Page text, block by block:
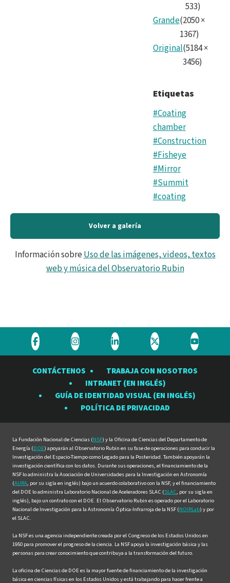
533)
Grande(2050×
1367)
Original(5184×
3456)
Etiquetas
#Coating
chamber
#Construction
#Fisheye
#Mirror
#Summit
#coating
Volver a galería
Información sobreUso de las imágenes, videos, textos
web y música del Observatorio Rubin
Visite
Observatorio
Visite
Observatorio
Rubin
en
Visite
Observatorio
Rubin
en
Visite
Observatorio
Rubin
en
Visite
Rubin
en
CONTÁCTENOS
TRABAJA CON NOSOTROS
INTRANET (EN INGLÉS)
GUÍA DE IDENTIDAD VISUAL (EN INGLÉS)
POLÍTICA DE PRIVACIDAD
La Fundación Nacional de Ciencias (NSF) y la Oficina de Ciencias del Departamento de
Energía (DOE) apoyarán al Observatorio Rubin en su fase de operaciones para conducir la
Investigación del Espacio-Tiempo como Legado para la Posteridad. También apoyarán la
investigación científica con los datos. Durante sus operaciones, el financiamiento de la
NSF lo administra la Asociación de Universidades para la Investigación en Astronomía
(AURA, por su sigla en inglés) bajo un acuerdo colaborativo con la NSF, y el financiamiento
del DOE lo administra Laboratorio Nacional de Aceleradores SLAC (SLAC, por su sigla en
inglés), bajo un contrato con el DOE. El Observatorio Rubin es operado por el Laboratorio
Nacional de Investigación para la Astronomía Óptica-Infrarroja de la NSF (NOIRLab) y por
el SLAC.
La NSF es una agencia independiente creada por el Congreso de los Estados Unidos en
1950 para promover el progreso de la ciencia. La NSF apoya la investigación básica y las
personas para crear conocimiento que contribuya a la transformación del futuro.
La oficina de Ciencias de DOE es la mayor fuente de financiamiento de la investigación
básica en ciencias físicas en los Estados Unidos y está trabajando para hacer frente a